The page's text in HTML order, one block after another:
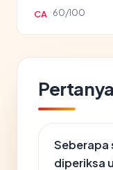
CA 60/100
Seberapa
diperiksa